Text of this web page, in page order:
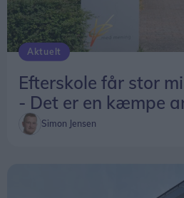
Aktuelt
Efterskole får stor
- Det er en kæmpe
Simon Jensen